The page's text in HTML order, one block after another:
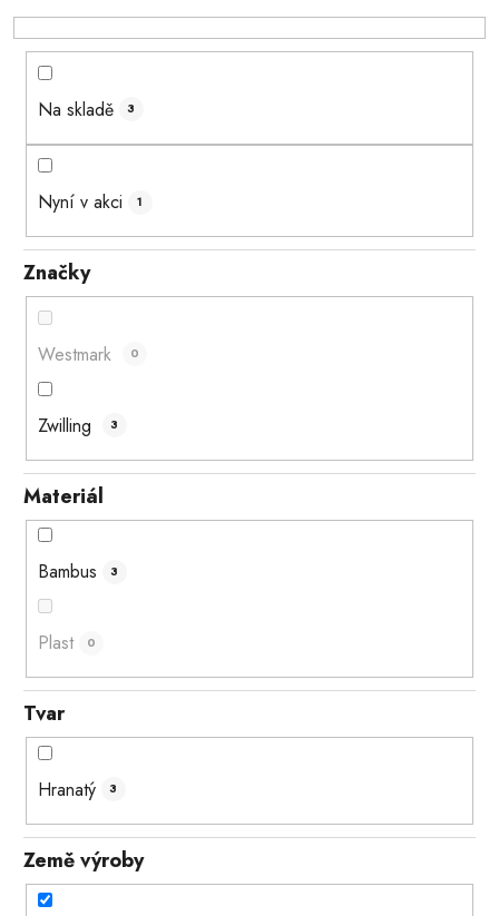
k
t
Na skladě 3
Nyní v akci 1
Značky
Westmark 0
Zwilling 3
Materiál
Bambus 3
Plast 0
Tvar
Hranatý 3
Země výroby